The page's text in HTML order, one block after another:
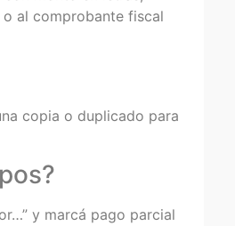
al comprobante fiscal
copia o duplicado para
y marcá pago parcial